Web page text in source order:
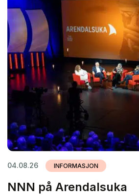
04.08.26 INFORMASJON
NNN på Arendalsuka